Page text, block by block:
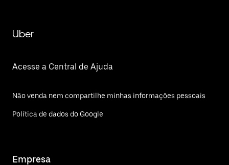
Uber
Acesse a Central de Ajuda
Não venda nem compartilhe minhas informações pessoais
Política de dados do Google
Empresa